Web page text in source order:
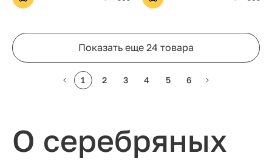
Показать еще 24 товара
1 2 3 4 5 6
О серебряных